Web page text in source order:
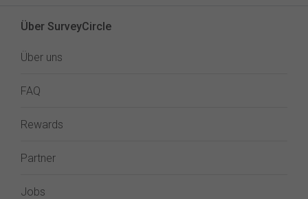
Über SurveyCircle
Über uns
FAQ
Rewards
Partner
Jobs